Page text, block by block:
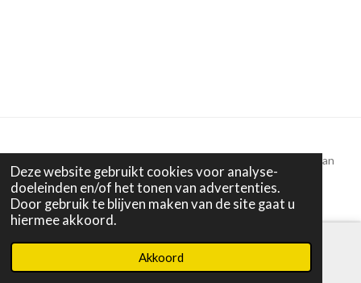
Deze website gebruikt cookies voor analyse-
doeleinden en/of het tonen van advertenties.
Door gebruik te blijven maken van de site gaat u
hiermee akkoord.
Akkoord
Alle tekst en beelden © 2022 - 2025 Puur Anders | Miranda van
Dijk